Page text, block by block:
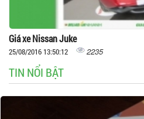
Giá xe Nissan Juke
25/08/2016 13:50:12 2235
TIN NỔI BẬT